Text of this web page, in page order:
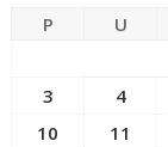
P U
3
4
10
11